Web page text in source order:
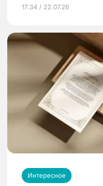
17:34 / 22.07.26
Интересное